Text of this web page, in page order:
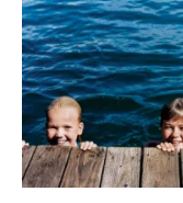
Shopping
Contact
Blog